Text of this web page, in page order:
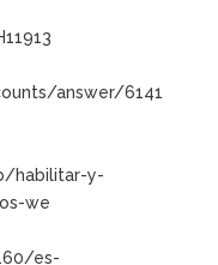
answer/6141
habilitar-y-
we
es-